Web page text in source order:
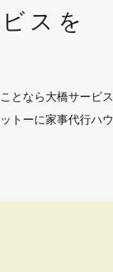
スを
となら大橋サービス
トーに家事代行ハウ